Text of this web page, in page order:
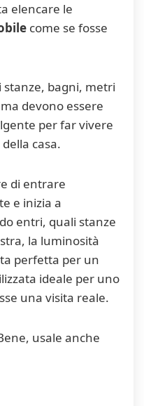
elencare le
come se fosse
bagni, metri
devono essere
per far vivere
casa.
di entrare
e inizia a
entri, quali stanze
la luminosità
perfetta per un
ideale per uno
una visita reale.
usale anche